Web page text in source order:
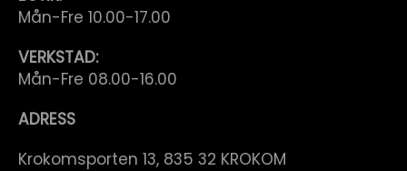
Mån-Fre 10.00-17.00
VERKSTAD:
Mån-Fre 08.00-16.00
ADRESS
Krokomsporten 13, 835 32 KROKOM